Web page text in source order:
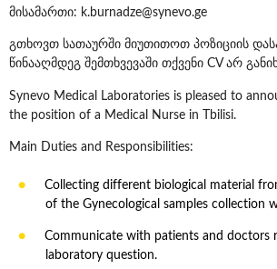
მისამართი: k.burnadze@synevo.ge
გთხოვთ სათაურში მიუთითოთ პოზიციის
წინააღმდეგ შემთხვევაში თქვენი CV არ
Synevo Medical Laboratories is pleased to
the position of a Medical Nurse in Tbilisi.
Main Duties and Responsibilities:
Collecting different biological material
of the Gynecological samples collection
Communicate with patients and doctors
laboratory question.